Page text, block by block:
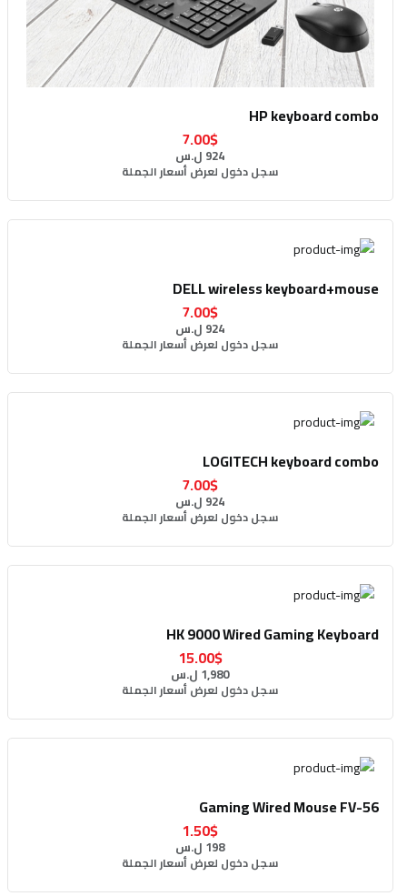
HP keyboard combo
7.00$
924 ل.س
سجل دخول لعرض أسعار الجملة
DELL wireless keyboard+mouse
7.00$
924 ل.س
سجل دخول لعرض أسعار الجملة
LOGITECH keyboard combo
7.00$
924 ل.س
سجل دخول لعرض أسعار الجملة
HK 9000 Wired Gaming Keyboard
15.00$
1,980 ل.س
سجل دخول لعرض أسعار الجملة
Gaming Wired Mouse FV-56
1.50$
198 ل.س
سجل دخول لعرض أسعار الجملة